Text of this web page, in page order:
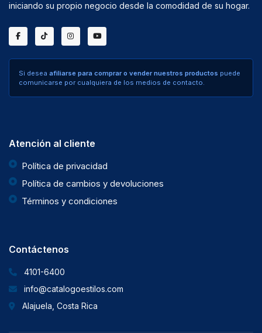
iniciando su propio negocio desde la comodidad de su hogar.
Si desea afiliarse para comprar o vender nuestros productos puede
comunicarse por cualquiera de los medios de contacto.
Atención al cliente
Política de privacidad
Política de cambios y devoluciones
Términos y condiciones
Contáctenos
4101-6400
info@catalogoestilos.com
Alajuela, Costa Rica